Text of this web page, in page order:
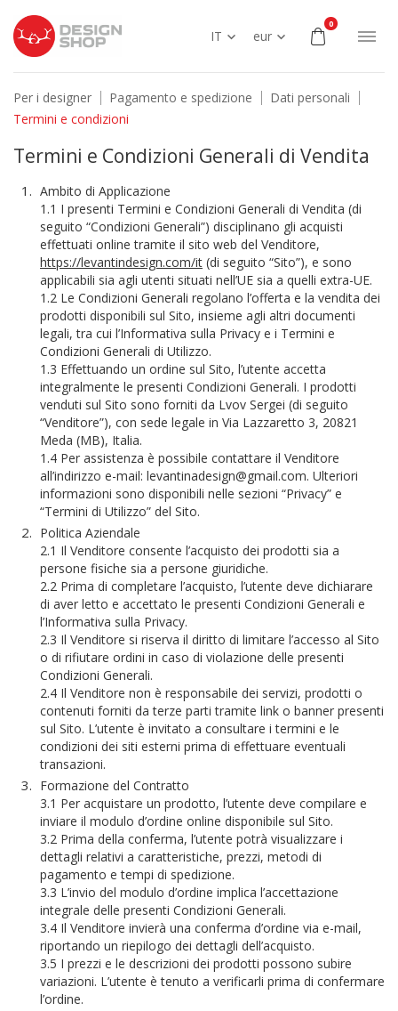
IT eur
0
Per i designer Pagamento e spedizione
Dati personali
Termini e condizioni
Termini e Condizioni Generali di Vendita
Ambito di Applicazione
1.1 I presenti Termini e Condizioni Generali di Vendita (di
seguito “Condizioni Generali”) disciplinano gli acquisti
effettuati online tramite il sito web del Venditore,
https://levantindesign.com/it (di seguito “Sito”), e sono
applicabili sia agli utenti situati nell’UE sia a quelli extra-UE.
1.2 Le Condizioni Generali regolano l’offerta e la vendita dei
prodotti disponibili sul Sito, insieme agli altri documenti
legali, tra cui l’Informativa sulla Privacy e i Termini e
Condizioni Generali di Utilizzo.
1.3 Effettuando un ordine sul Sito, l’utente accetta
integralmente le presenti Condizioni Generali. I prodotti
venduti sul Sito sono forniti da Lvov Sergei (di seguito
“Venditore”), con sede legale in Via Lazzaretto 3, 20821
Meda (MB), Italia.
1.4 Per assistenza è possibile contattare il Venditore
all’indirizzo e-mail: levantinadesign@gmail.com. Ulteriori
informazioni sono disponibili nelle sezioni “Privacy” e
“Termini di Utilizzo” del Sito.
Politica Aziendale
2.1 Il Venditore consente l’acquisto dei prodotti sia a
persone fisiche sia a persone giuridiche.
2.2 Prima di completare l’acquisto, l’utente deve dichiarare
di aver letto e accettato le presenti Condizioni Generali e
l’Informativa sulla Privacy.
2.3 Il Venditore si riserva il diritto di limitare l’accesso al Sito
o di rifiutare ordini in caso di violazione delle presenti
Condizioni Generali.
2.4 Il Venditore non è responsabile dei servizi, prodotti o
contenuti forniti da terze parti tramite link o banner presenti
sul Sito. L’utente è invitato a consultare i termini e le
condizioni dei siti esterni prima di effettuare eventuali
transazioni.
Formazione del Contratto
3.1 Per acquistare un prodotto, l’utente deve compilare e
inviare il modulo d’ordine online disponibile sul Sito.
3.2 Prima della conferma, l’utente potrà visualizzare i
dettagli relativi a caratteristiche, prezzi, metodi di
pagamento e tempi di spedizione.
3.3 L’invio del modulo d’ordine implica l’accettazione
integrale delle presenti Condizioni Generali.
3.4 Il Venditore invierà una conferma d’ordine via e-mail,
riportando un riepilogo dei dettagli dell’acquisto.
3.5 I prezzi e le descrizioni dei prodotti possono subire
variazioni. L’utente è tenuto a verificarli prima di confermare
l’ordine.